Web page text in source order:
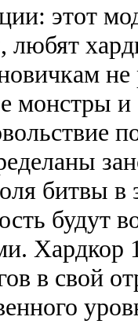
этот
любят
не
и
битвы в
будут
в свой